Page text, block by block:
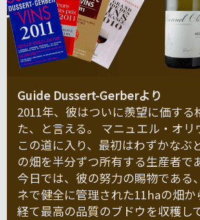
Guide Dussert-Gerberより
2011年、彼はついに羨望に価す
た、と言える。 マニュエル・オリ
この道に入り、最初はわずかなぶ
の畑を半分ずつ所有する生産者で
今日では、彼の努力の賜物である
ネで健全に管理された11haの畑
経て最高の品質のブドウを収穫し